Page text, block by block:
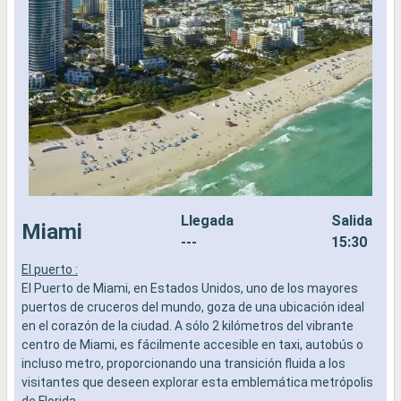
Miami
Llegada
---
Salida
15:30
El puerto :
El Puerto de Miami, en Estados Unidos, uno de los mayores
puertos de cruceros del mundo, goza de una ubicación ideal
en el corazón de la ciudad. A sólo 2 kilómetros del vibrante
centro de Miami, es fácilmente accesible en taxi, autobús o
incluso metro, proporcionando una transición fluida a los
visitantes que deseen explorar esta emblemática metrópolis